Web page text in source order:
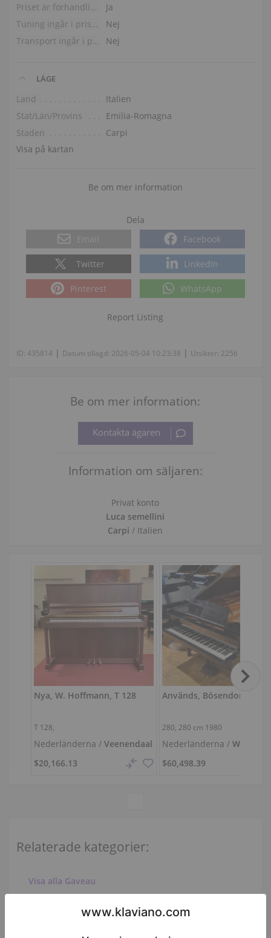
Priset är förhandlingsbart
Ja
Tuning ingår i priset
Nej
Transport ingår i priset (bottenvåning)
Nej
LÄGE
Land
Italien
Stat/Län/Provins
Emilia-Romagna
Staden
Carpi
Visa på kartan
Be om mer information
Dela
Email
Facebook
Twitter LinkedIn
Pinterest WhatsApp
Report Listing
ID: 435814 | Datum tillagd: 2026-05-04 10:23:38 | Utsikter: 2256
Be om mer information:
Information om säljaren:
Privat konto
Luca semellini
Carpi / Italien
Nya, W. Hoffmann, T 128
T 128,
Nederländerna / Veenendaal
$20,166.13
Används, Bösendorfer,
280, 280 cm 1980
Nederländerna /
$60,498.39
Relaterade kategorier:
Visa alla Gaveau